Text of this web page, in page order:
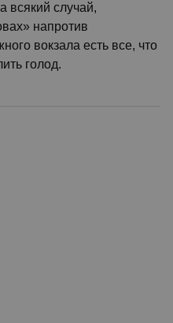
всякий случай,
напротив
вокзала есть все, что
голод.